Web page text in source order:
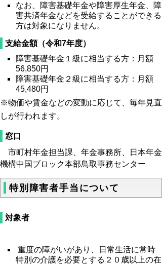
なお、障害基礎年金や障害厚生年金、障
害共済年金などを受給することができる
方は対象になりません。
支給金額（令和7年度）
障害基礎年金１級に相当する方：月額
56,850円
障害基礎年金２級に相当する方：月額
45,480円
※物価や賃金などの変動に応じて、毎年見直
しが行われます。
窓口
市町村年金担当課、年金事務所、日本年金
機構中国ブロック本部鳥取事務センター
特別障害者手当について
対象者
重度の障がいがあり、日常生活に常時
特別の介護を必要とする２０歳以上の在